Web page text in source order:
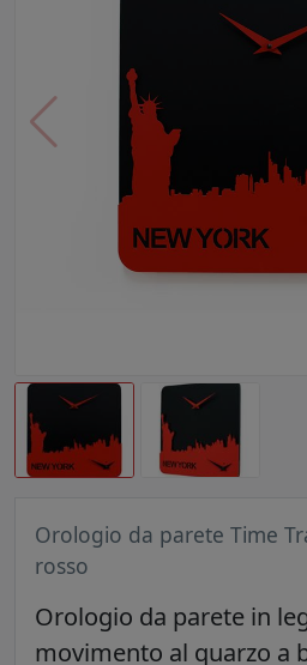
Orologio da parete Time
rosso
Orologio da parete in
movimento al quarzo a